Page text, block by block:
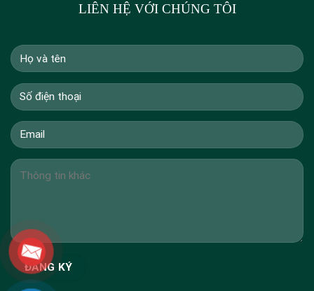
LIÊN HỆ VỚI CHÚNG TÔI